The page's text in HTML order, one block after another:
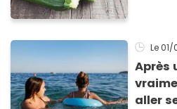
Le
Après
aller